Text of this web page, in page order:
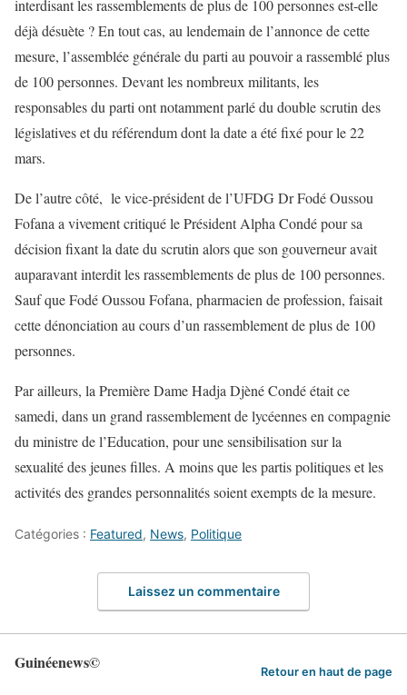
interdisant les rassemblements de plus de 100 personnes est-elle
déjà désuète ? En tout cas, au lendemain de l’annonce de cette
mesure, l’assemblée générale du parti au pouvoir a rassemblé plus
de 100 personnes. Devant les nombreux militants, les
responsables du parti ont notamment parlé du double scrutin des
législatives et du référendum dont la date a été fixé pour le 22
mars.
De l’autre côté, le vice-président de l’UFDG Dr Fodé Oussou
Fofana a vivement critiqué le Président Alpha Condé pour sa
décision fixant la date du scrutin alors que son gouverneur avait
auparavant interdit les rassemblements de plus de 100 personnes.
Sauf que Fodé Oussou Fofana, pharmacien de profession, faisait
cette dénonciation au cours d’un rassemblement de plus de 100
personnes.
Par ailleurs, la Première Dame Hadja Djèné Condé était ce
samedi, dans un grand rassemblement de lycéennes en compagnie
du ministre de l’Education, pour une sensibilisation sur la
sexualité des jeunes filles. A moins que les partis politiques et les
activités des grandes personnalités soient exempts de la mesure.
Catégories : Featured, News, Politique
Laissez un commentaire
Guinéenews© Retour en haut de page